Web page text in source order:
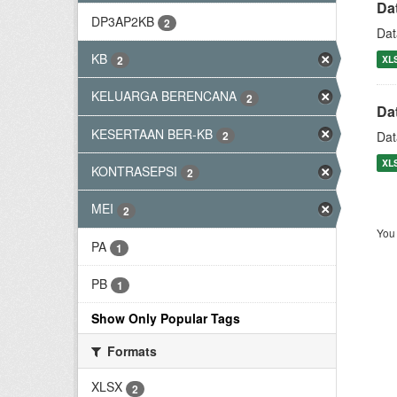
DP3AP2KB 2
KB 2
KELUARGA BERENCANA 2
KESERTAAN BER-KB 2
KONTRASEPSI 2
MEI 2
PA 1
PB 1
Show Only Popular Tags
Formats
XLSX
2